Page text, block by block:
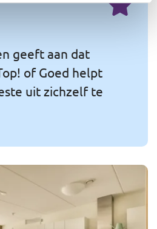
geeft aan dat
of Goed helpt
uit zichzelf te